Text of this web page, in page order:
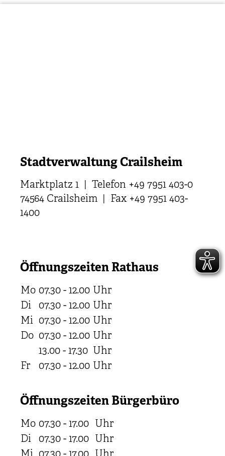
Stadtverwaltung Crailsheim
Marktplatz 1 | Telefon +49 7951 403-0
74564 Crailsheim | Fax +49 7951 403-
1400
Öffnungszeiten Rathaus
Mo 07.30 - 12.00 Uhr
Di
07.30 - 12.00 Uhr
Mi 07.30 - 12.00 Uhr
Do 07.30 - 12.00 Uhr
13.00 - 17.30 Uhr
Fr
07.30 - 12.00 Uhr
Öffnungszeiten Bürgerbüro
Mo 07.30 - 17.00 Uhr
Di
07.30 - 17.00 Uhr